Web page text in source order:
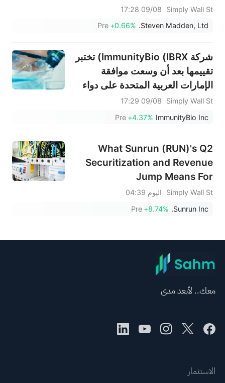
Outlook?
Simply Wall St
09/08 17:28
Steven Madden, Ltd.
+0.66%
Pre
شركة ImmunityBio (IBRX) تختبر
تقييمها بعد أن وسعت موافقة
الإمارات العربية المتحدة على دواء
أنكتيفا نطاق أعمالها
Simply Wall St
09/08 17:29
ImmunityBio Inc
+4.37%
Pre
What Sunrun (RUN)'s Q2
Securitization and Revenue
Jump Means For
Shareholders
Simply Wall St
اليوم 04:39
Sunrun Inc.
+8.74%
Pre
معك.. لأبعد مدى
الاستثمار